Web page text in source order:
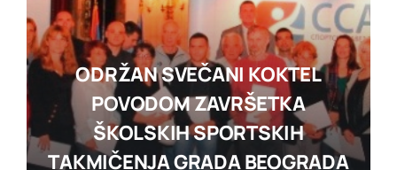
ODRŽAN SVEČANI KOKTEL
POVODOM ZAVRŠETKA
ŠKOLSKIH SPORTSKIH
TAKMIČENJA GRADA BEOGRADA